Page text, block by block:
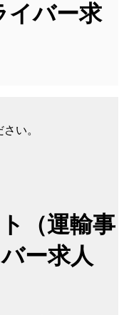
イバー求
い。
（運輸事
ー求人